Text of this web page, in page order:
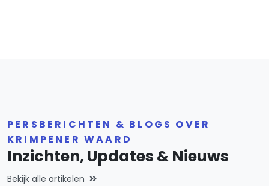
PERSBERICHTEN & BLOGS OVER
KRIMPENER WAARD
Inzichten, Updates & Nieuws
Bekijk alle artikelen